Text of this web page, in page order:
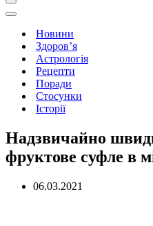
Меню
навігації
Меню
навігаціїНовини
Здоров’я
Астрологія
Рецепти
Поради
Стосунки
Історії
Надзвичайно
фруктове суфле в
06.03.2021